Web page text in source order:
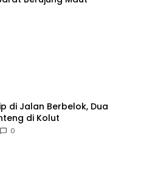
di Jalan Berbelok, Dua
di Kolut
0